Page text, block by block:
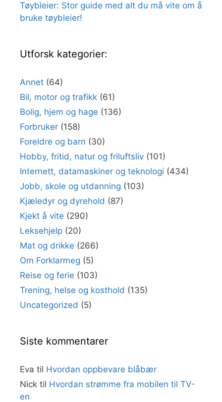
Tøybleier: Stor guide med alt du må vite om å
bruke tøybleier!
Utforsk kategorier:
Annet (64)
Bil, motor og trafikk (61)
Bolig, hjem og hage (136)
Forbruker (158)
Foreldre og barn (30)
Hobby, fritid, natur og friluftsliv (101)
Internett, datamaskiner og teknologi (434)
Jobb, skole og utdanning (103)
Kjæledyr og dyrehold (87)
Kjekt å vite (290)
Leksehjelp (20)
Mat og drikke (266)
Om Forklarmeg (5)
Reise og ferie (103)
Trening, helse og kosthold (135)
Uncategorized (5)
Siste kommentarer
Eva til Hvordan oppbevare blåbær
Nick til Hvordan strømme fra mobilen til TV-
en